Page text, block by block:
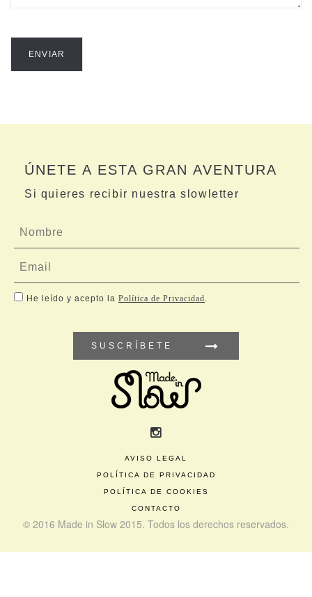
ÚNETE A ESTA GRAN AVENTURA
Si quieres recibir nuestra slowletter
He leído y acepto la Política de Privacidad.
SUSCRÍBETE
AVISO LEGAL
POLÍTICA DE PRIVACIDAD
POLÍTICA DE COOKIES
CONTACTO
© 2016 Made in Slow 2015. Todos los derechos reservados.